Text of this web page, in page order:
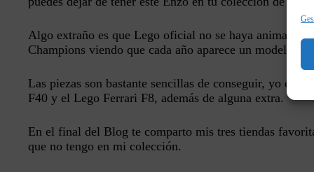
Algo extraño es que Lego oficial no se haya animado a
Champions viendo que cada año aparece un modelo
Las piezas son bastante sencillas de conseguir, yo en
F40 y el Lego Ferrari F8, además de alguna extra.
En el final del Blog te comparto mis tres tiendas
que no tengo en mi colección.